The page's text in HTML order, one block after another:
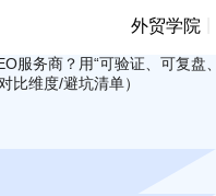
外贸学院
服务商？用“可验证、可复盘
比维度/避坑清单）